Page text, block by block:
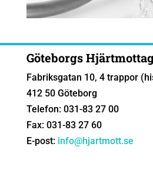
Göteborgs
Fabriksgatan 10, 4 trappor
412 50 Göteborg
Telefon: 031-83 27 00
Fax: 031-83 27 60
E-post: info@hjartmott.se